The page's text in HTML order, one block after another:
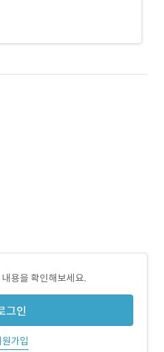
용을 확인해보세요.
그인
원가입